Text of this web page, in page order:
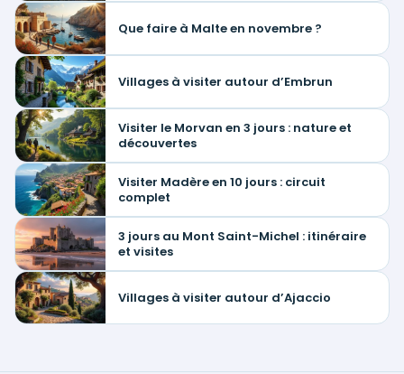
Que faire à Malte en novembre ?
Villages à visiter autour d’Embrun
Visiter le Morvan en 3 jours : nature et
découvertes
Visiter Madère en 10 jours : circuit
complet
3 jours au Mont Saint-Michel : itinéraire
et visites
Villages à visiter autour d’Ajaccio